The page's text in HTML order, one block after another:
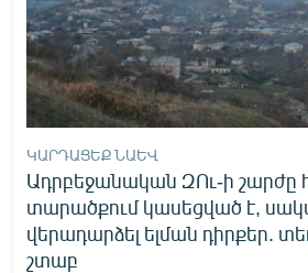
ԿԱՐԴԱՑԵՔ ՆԱԵՎ
Ադրբեջանական ԶՈւ-ի շարժը
տարածքում կասեցված է,
վերադարձել ելման դիրքեր.
շտաբ